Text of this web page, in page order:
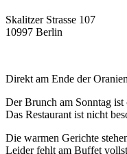
Skalitzer Strasse 107
10997 Berlin
Direkt am Ende der
Der Brunch am Sonntag
Das Restaurant ist nicht
Die warmen Gerichte
Leider fehlt am Buffet